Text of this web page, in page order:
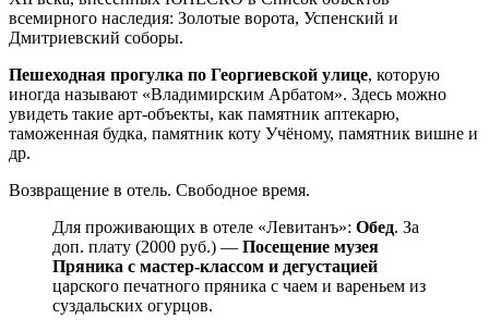
всемирного наследия: Золотые ворота, Успенский и
Дмитриевский соборы.
Пешеходная прогулка по Георгиевской улице, которую
иногда называют «Владимирским Арбатом». Здесь можно
увидеть такие арт-объекты, как памятник аптекарю,
таможенная будка, памятник коту Учёному, памятник вишне и
др.
Возвращение в отель. Свободное время.
Для проживающих в отеле «Левитанъ»: Обед. За
доп. плату (2000 руб.) — Посещение музея
Пряника с мастер-классом и дегустацией
царского печатного пряника с чаем и вареньем из
суздальских огурцов.